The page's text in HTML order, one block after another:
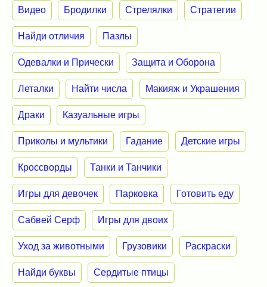
Видео Бродилки Стрелялки Стратегии
Найди отличия Пазлы
Одевалки и Прически Защита и Оборона
Леталки Найти числа Макияж и Украшения
Драки Казуальные игры
Приколы и мультики Гадание Детские игры
Кроссворды Танки и Танчики
Игры для девочек Парковка Готовить еду
Сабвей Серф Игры для двоих
Уход за животными Грузовики Раскраски
Найди буквы Сердитые птицы